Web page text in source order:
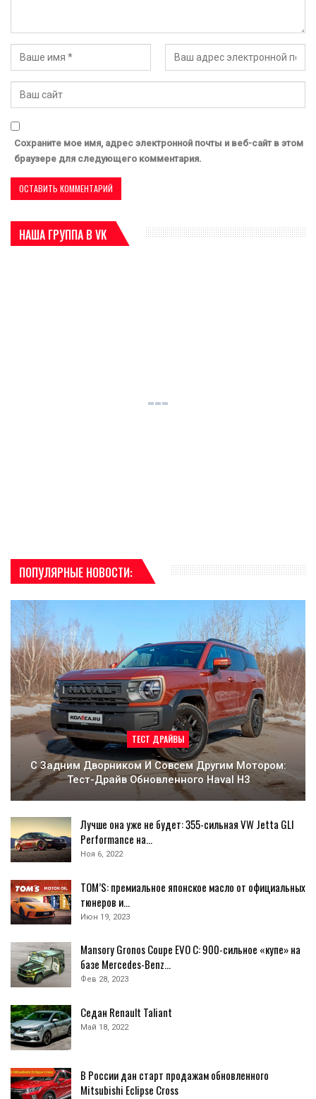
Сохраните мое имя, адрес электронной почты и веб-сайт в этом
браузере для следующего комментария.
НАША ГРУППА В VK
ПОПУЛЯРНЫЕ НОВОСТИ:
ТЕСТ ДРАЙВЫ
С Задним Дворником И Совсем Другим Мотором:
Тест-Драйв Обновленного Haval H3
Лучше она уже не будет: 355-сильная VW Jetta GLI
Performance на…
Ноя 6, 2022
TOM’S: премиальное японское масло от официальных
тюнеров и…
Июн 19, 2023
Mansory Gronos Coupe EVO C: 900-сильное «купе» на
базе Mercedes-Benz…
Фев 28, 2023
Седан Renault Taliant
Май 18, 2022
В России дан старт продажам обновленного
Mitsubishi Eclipse Cross